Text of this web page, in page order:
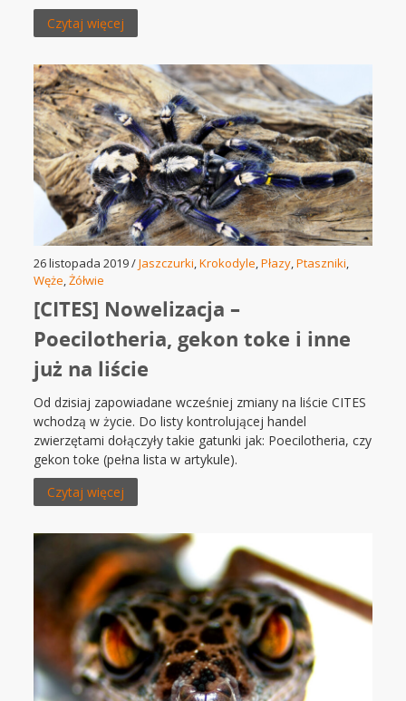
Czytaj więcej
26 listopada 2019 /Jaszczurki,Krokodyle,Płazy,Ptaszniki,
Węże,Żółwie
[CITES] Nowelizacja –
Poecilotheria, gekon toke i inne
już na liście
Od dzisiaj zapowiadane wcześniej zmiany na liście CITES
wchodzą w życie. Do listy kontrolującej handel
zwierzętami dołączyły takie gatunki jak: Poecilotheria, czy
gekon toke (pełna lista w artykule).
Czytaj więcej